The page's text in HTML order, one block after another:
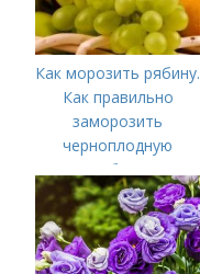
Как морозить рябину.
Как правильно
заморозить
черноплодную
рябину